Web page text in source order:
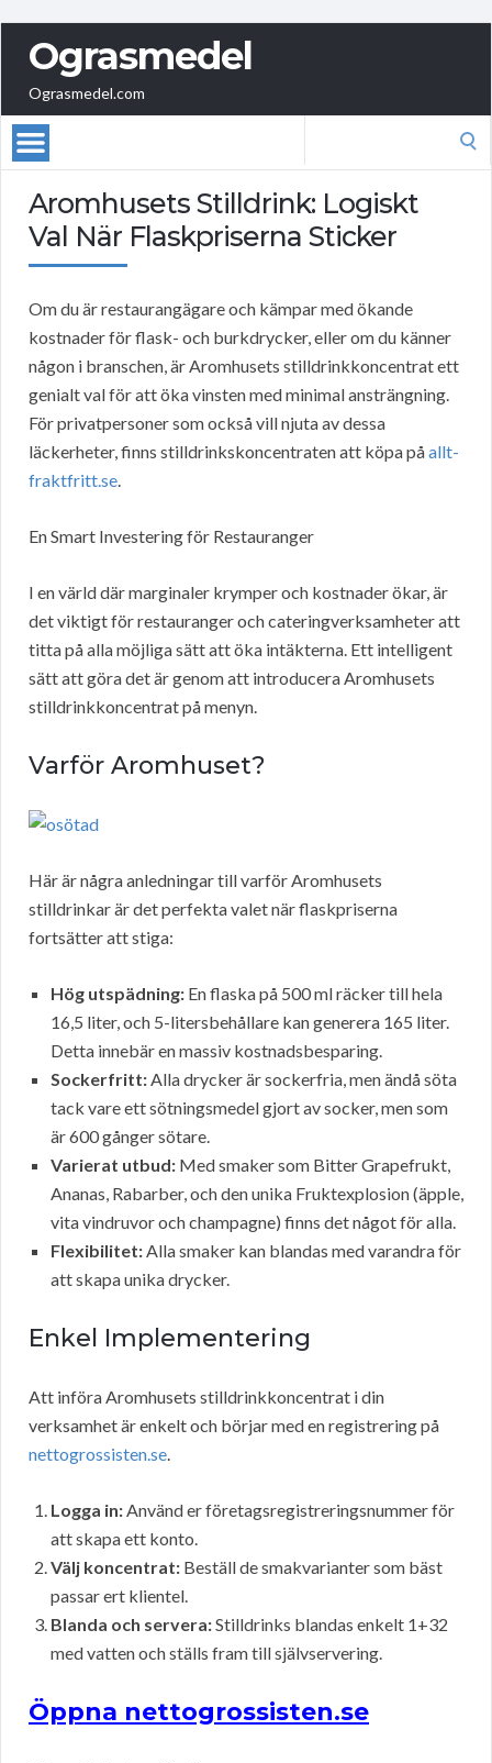
Ograsmedel
Ograsmedel.com
Aromhusets Stilldrink: Logiskt
Val När Flaskpriserna Sticker
Om du är restaurangägare och kämpar med ökande
kostnader för flask- och burkdrycker, eller om du känner
någon i branschen, är Aromhusets stilldrinkkoncentrat ett
genialt val för att öka vinsten med minimal ansträngning.
För privatpersoner som också vill njuta av dessa
läckerheter, finns stilldrinkskoncentraten att köpa påallt-
fraktfritt.se.
En Smart Investering för Restauranger
I en värld där marginaler krymper och kostnader ökar, är
det viktigt för restauranger och cateringverksamheter att
titta på alla möjliga sätt att öka intäkterna. Ett intelligent
sätt att göra det är genom att introducera Aromhusets
stilldrinkkoncentrat på menyn.
Varför Aromhuset?
Här är några anledningar till varför Aromhusets
stilldrinkar är det perfekta valet när flaskpriserna
fortsätter att stiga:
Hög utspädning: En flaska på 500 ml räcker till hela
16,5 liter, och 5-litersbehållare kan generera 165 liter.
Detta innebär en massiv kostnadsbesparing.
Sockerfritt:Alla drycker är sockerfria, men ändå söta
tack vare ett sötningsmedel gjort av socker, men som
är 600 gånger sötare.
Varierat utbud: Med smaker som Bitter Grapefrukt,
Ananas, Rabarber, och den unika Fruktexplosion (äpple,
vita vindruvor och champagne) finns det något för alla.
Flexibilitet:Alla smaker kan blandas med varandra för
att skapa unika drycker.
Enkel Implementering
Att införa Aromhusets stilldrinkkoncentrat i din
verksamhet är enkelt och börjar med en registrering på
nettogrossisten.se.
Logga in:Använd er företagsregistreringsnummer för
att skapa ett konto.
Välj koncentrat: Beställ de smakvarianter som bäst
passar ert klientel.
Blanda och servera:Stilldrinks blandas enkelt 1+32
med vatten och ställs fram till självservering.
Öppna nettogrossisten.se